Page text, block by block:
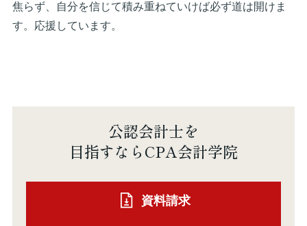
焦らず、自分を信じて積み重ねていけば必ず道は開けま
す。応援しています。
公認会計士を
目指すならCPA会計学院
資料請求